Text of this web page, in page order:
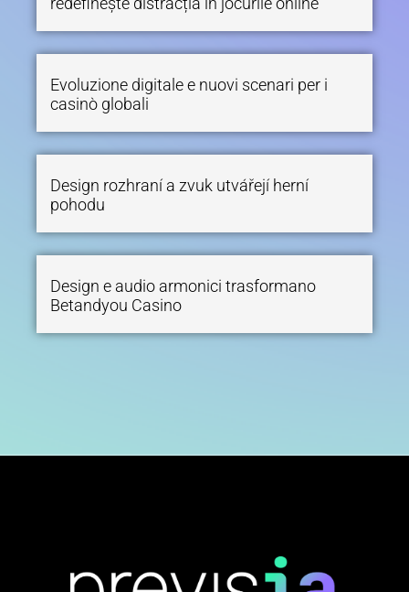
Evoluzione digitale e nuovi scenari per i
casinò globali
Design rozhraní a zvuk utvářejí herní
pohodu
Design e audio armonici trasformano
Betandyou Casino